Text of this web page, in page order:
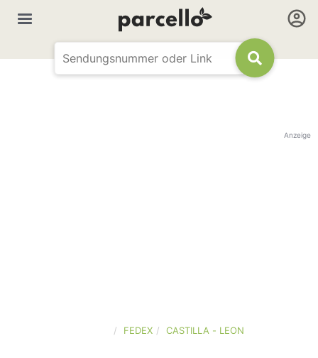
Anzeige
FEDEX CASTILLA - LEON